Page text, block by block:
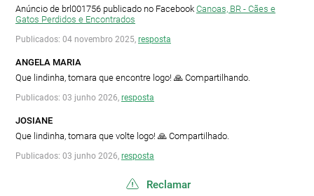
Anúncio de brl001756 publicado no Facebook Canoas, BR - Cães e
Gatos Perdidos e Encontrados
Publicados: 04 novembro 2025, resposta
ANGELA MARIA
Que lindinha, tomara que encontre logo! 🙏 Compartilhando.
Publicados: 03 junho 2026, resposta
JOSIANE
Que lindinha, tomara que volte logo! 🙏 Compartilhado.
Publicados: 03 junho 2026, resposta
Reclamar